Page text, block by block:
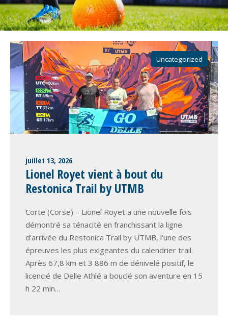
Uncategorized
juillet 13, 2026
Lionel Royet vient à bout du
Restonica Trail by UTMB
Corte (Corse) – Lionel Royet a une nouvelle fois
démontré sa ténacité en franchissant la ligne
d’arrivée du Restonica Trail by UTMB, l’une des
épreuves les plus exigeantes du calendrier trail.
Après 67,8 km et 3 886 m de dénivelé positif, le
licencié de Delle Athlé a bouclé son aventure en 15
h 22 min…